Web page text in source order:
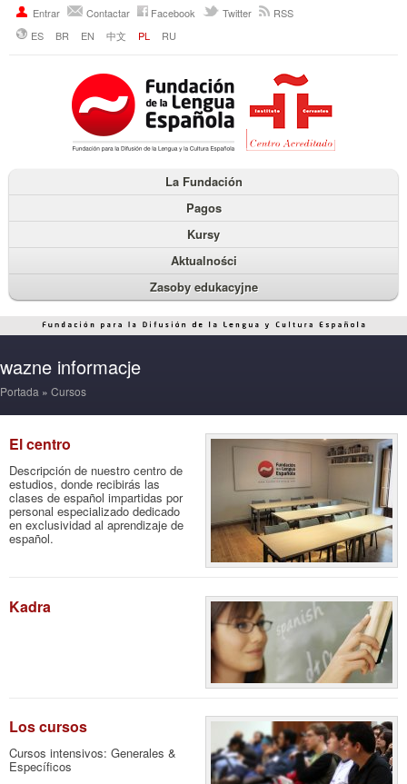
Entrar Contactar Facebook Twitter
RSS
ES
BR EN 中文 PL RU
La Fundación
Pagos
Kursy
Aktualności
Zasoby edukacyjne
wazne informacje
Portada » Cursos
El centro
Descripción de nuestro centro de
estudios, donde recibirás las
clases de español impartidas por
personal especializado dedicado
en exclusividad al aprendizaje de
español.
Kadra
Los cursos
Cursos intensivos: Generales &
Específicos